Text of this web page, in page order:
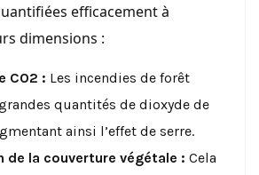
efficacement à
dimensions :
CO2 : Les incendies de forêt
quantités de dioxyde de
ainsi l’effet de serre.
de la couverture végétale : Cela